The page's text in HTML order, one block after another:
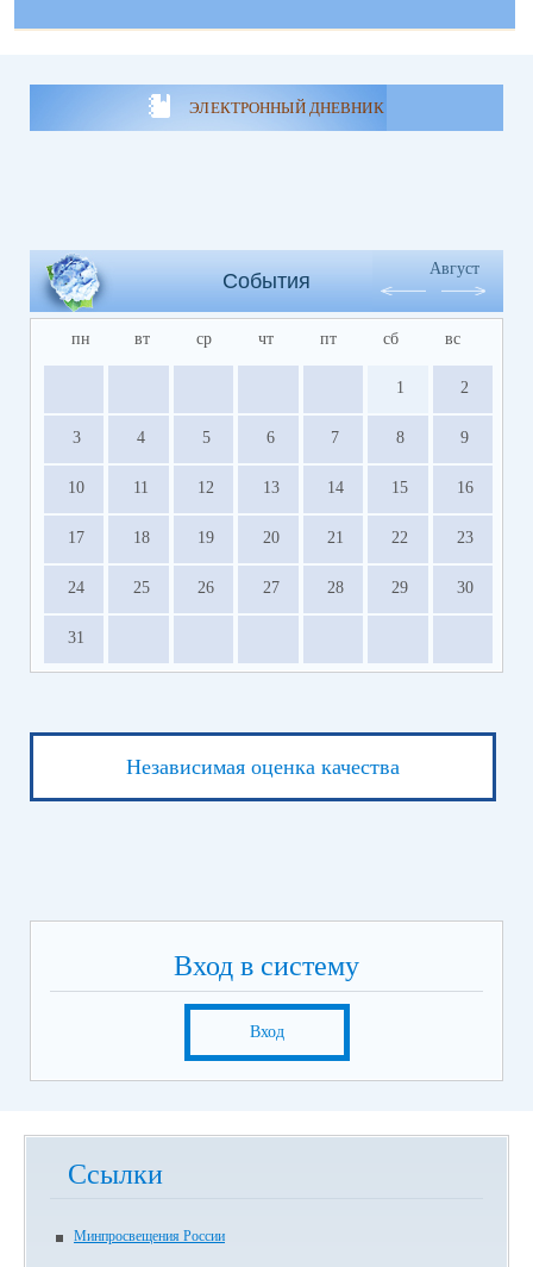
ЭЛЕКТРОННЫЙ ДНЕВНИК
События
Август
пн вт ср чт пт сб вс
1 2
3 4 5 6 7 8 9
10 11 12 13 14 15 16
17 18 19 20 21 22 23
24 25 26 27 28 29 30
31
Независимая оценка качества
Вход в систему
Вход
Ссылки
Минпросвещения России